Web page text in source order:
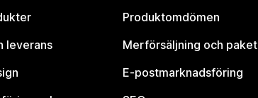
leverans
Produktomdömen
Merförsäljning och paket
E-postmarknadsföring